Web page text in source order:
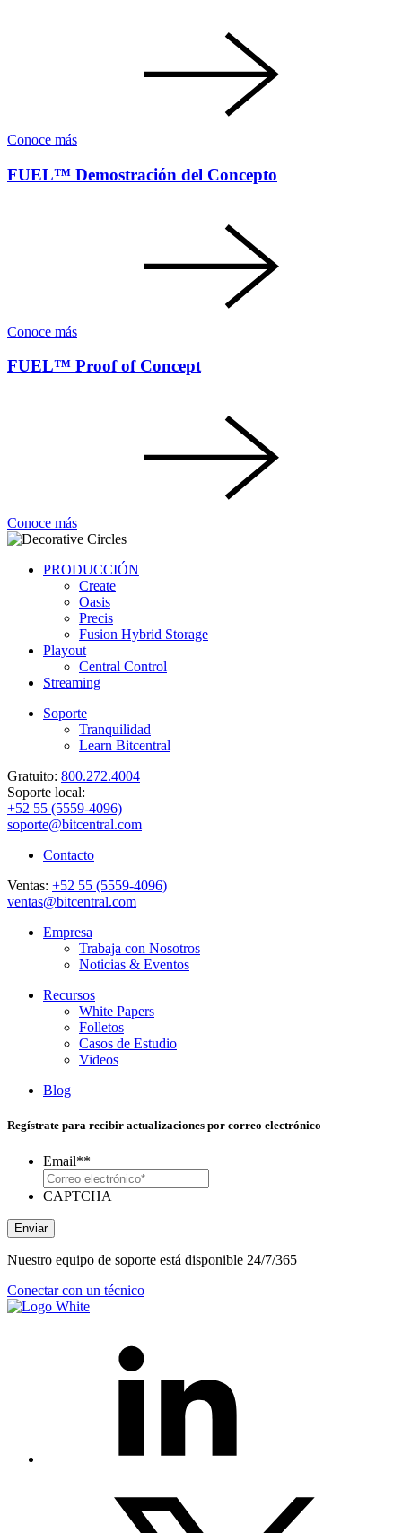
Conoce más
FUEL™ Demostración del Concepto
Conoce más
FUEL™ Proof of Concept
Conoce más
PRODUCCIÓN
Create
Oasis
Precis
Fusion Hybrid Storage
Playout
Central Control
Streaming
Soporte
Tranquilidad
Learn Bitcentral
Gratuito: 800.272.4004
Soporte local:
+52 55 (5559-4096)
soporte@bitcentral.com
Contacto
Ventas: +52 55 (5559-4096)
ventas@bitcentral.com
Empresa
Trabaja con Nosotros
Noticias & Eventos
Recursos
White Papers
Folletos
Casos de Estudio
Videos
Blog
Regístrate para recibir actualizaciones por correo electrónico
Email**
CAPTCHA
Enviar
Nuestro equipo de soporte está disponible 24/7/365
Conectar con un técnico